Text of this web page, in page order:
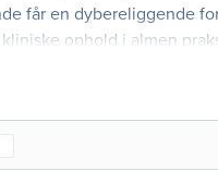
får en dybereliggende
ophold i almen